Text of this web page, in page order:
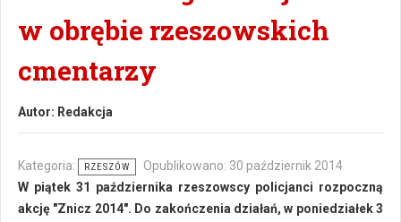
w obrębie rzeszowskich
cmentarzy
Autor: Redakcja
Kategoria: RZESZÓW
Opublikowano: 30 październik 2014
W piątek 31 października rzeszowscy policjanci rozpoczną
akcję "Znicz 2014". Do zakończenia działań, w poniedziałek 3